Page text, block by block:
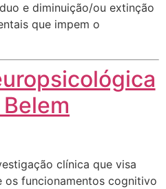
e diminuição/ou extinção
que impem o
clínica que visa
os funcionamentos cognitivo